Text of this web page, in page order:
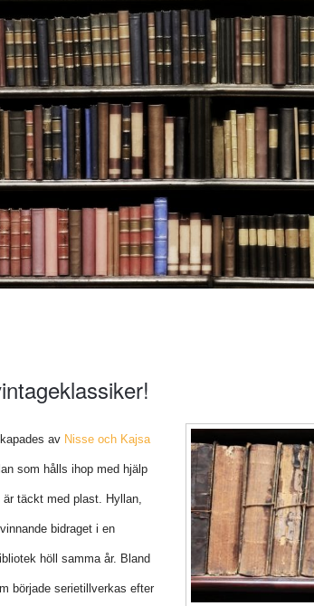
av Nisse och Kajsa
som hålls ihop med hjälp
täckt med plast. Hyllan,
bidraget i en
höll samma år. Bland
började serietillverkas efter